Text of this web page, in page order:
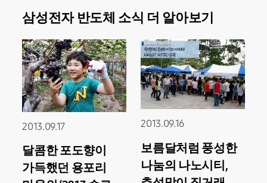
삼성전자 반도체 소식 더 알아보기
2013.09.17
달콤한 포도향이
가득했던 용포리
2013.09.16
보름달처럼 풍성한
나눔의 나노시티,